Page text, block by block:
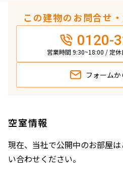
この建物のお問合せ
0120-
営業時間 9:30~18:00 / 定
フォームか
空室情報
現在、当社で公開中のお部屋
い合わせください。